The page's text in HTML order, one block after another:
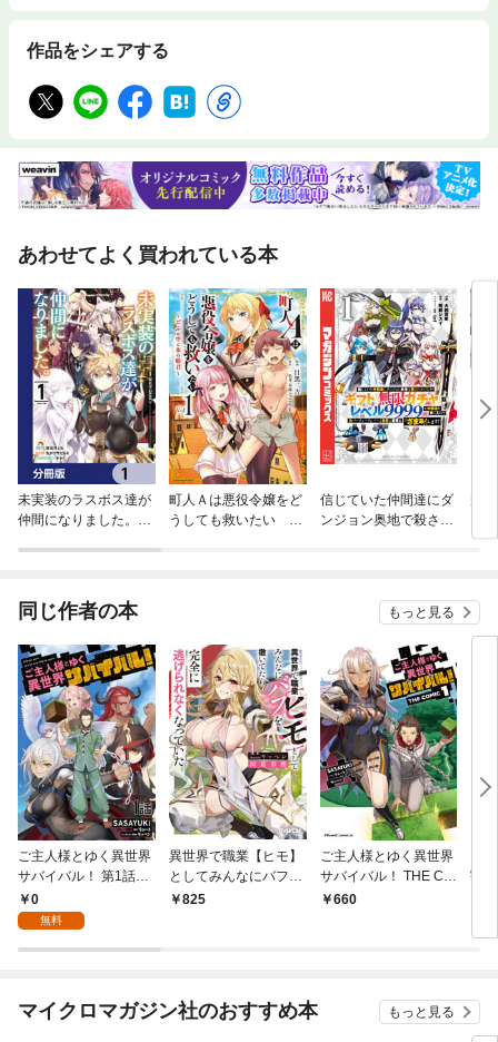
作品をシェアする
あわせてよく買われている本
未実装のラスボス達が
仲間になりました。
町人Ａは悪役令嬢をど
うしても救いたい ～
信じていた仲間達にダ
ンジョン奥地で殺され
れて元パーティーメン
バーと世界に復讐＆
同じ作者の本 もっと見る
ご主人様とゆく異世界
サバイバル！ 第1話
【単話版】
0
無料
異世界で職業【ヒモ】
としてみんなにバフを
撒いてたら完全に逃げ
825
ご主人様とゆく異世界
サバイバル！ THE CO
MIC 1
660
宇
たい
マイクロマガジン社のおすすめ本 もっと見る